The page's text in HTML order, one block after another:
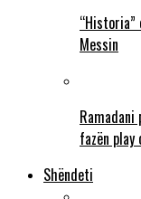
Messin
fazën play
Shëndeti